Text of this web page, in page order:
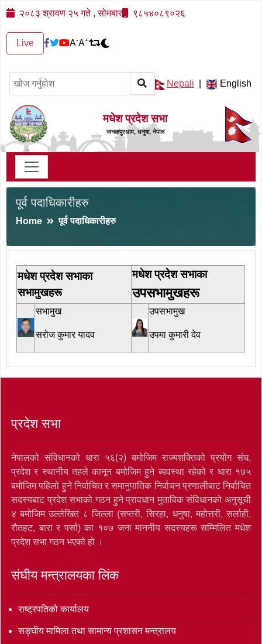
२०८३ श्रावण २५ गते , सोमबार ९८५४०८९०२६
Live A-A+
Nepali English
मधेश प्रदेश सभा
जनकपुरधाम, धनुषा, नेपाल
पूर्व पदाधिकारीहरु
Home पूर्व पदाधिकारीहरु
मधेश प्रदेश सभाका
सभामुखहरू
मधेश प्रदेश सभाका
उपसभामुखहरू
सभामुख
सरोज कुमार यादव
उपसभामुख
उपमा कुमारी देव
प्रदेश सभा
नेपालको संविधानको धारा ५६(२) बमोजिम राज्यशक्तिको प्रयोग संघ,
प्रदेश र स्थानीय तहले कानून बमोजिम हुने ब्यवस्था रहेको र धारा १७५
बमोजिम पहिलो हुने निर्वाचित र समानुपातिक निर्वाचन प्रणालीबाट निर्वाचित
सदस्यबाट प्रदेश सभाको गठन हुने प्रावधान मुताविक संविधानको अनुसूची
४ बमोजिम उल्लेखित ८ जिल्ला (सप्तरी, सिरहा, धनुषा, महोत्तरी, सर्लाही,
रौतहट, बारा र पर्सा) का १०७ जना माननीय सदस्यहरू सम्मिलित मधेश
प्रदेश सभा गठन भएको हो ।
संघीय मन्त्रालयका लिंक
राष्ट्रपतिको कार्यालय
सङ्‍घीय मामिला तथा सामान्य प्रशासन मन्त्रालय